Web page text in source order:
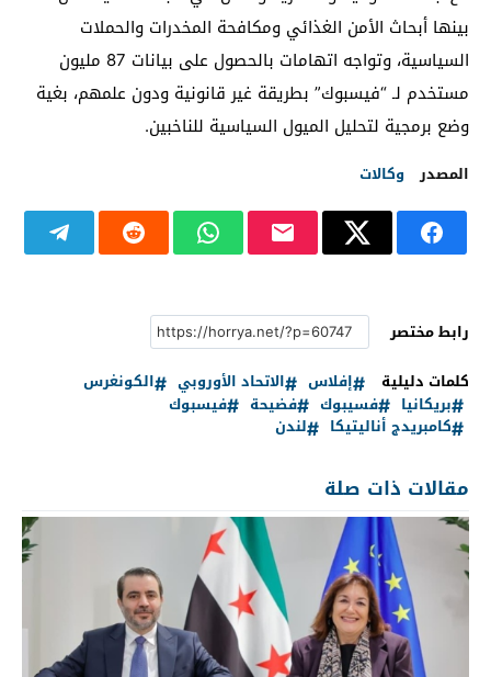
بينها أبحاث الأمن الغذائي ومكافحة المخدرات والحملات
السياسية، وتواجه اتهامات بالحصول على بيانات 87 مليون
مستخدم لـ “فيسبوك” بطريقة غير قانونية ودون علمهم، بغية
وضع برمجية لتحليل الميول السياسية للناخبين.
المصدر وكالات
رابط مختصر
كلمات دليلية
إفلاس الاتحاد الأوروبي
الكونغرس
بريكانيا
فسيبوك فضيحة
فيسبوك
كامبريدج أناليتيكا
لندن
مقالات ذات صلة